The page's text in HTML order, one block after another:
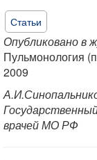
Статьи
Опубликовано в
Пульмонология
2009
врачей МО РФ